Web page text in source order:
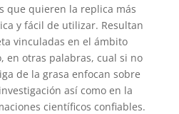
que quieren la replica más
y fácil de utilizar. Resultan
vinculadas en el ámbito
en otras palabras, cual si no
de la grasa enfocan sobre
así­ como en la
científicos confiables.